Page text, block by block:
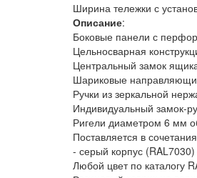
Ширина тележки с
Описание:
Боковые панели с
Цельносварная
Центральный замок
Шариковые
Ручки из зеркальной
Индивидуальный замок-
Ригели диаметром 6 мм
Поставляется в
- серый корпус
Любой цвет по каталогу